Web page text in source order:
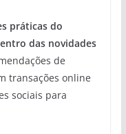
práticas do
das novidades
de
transações online
sociais para